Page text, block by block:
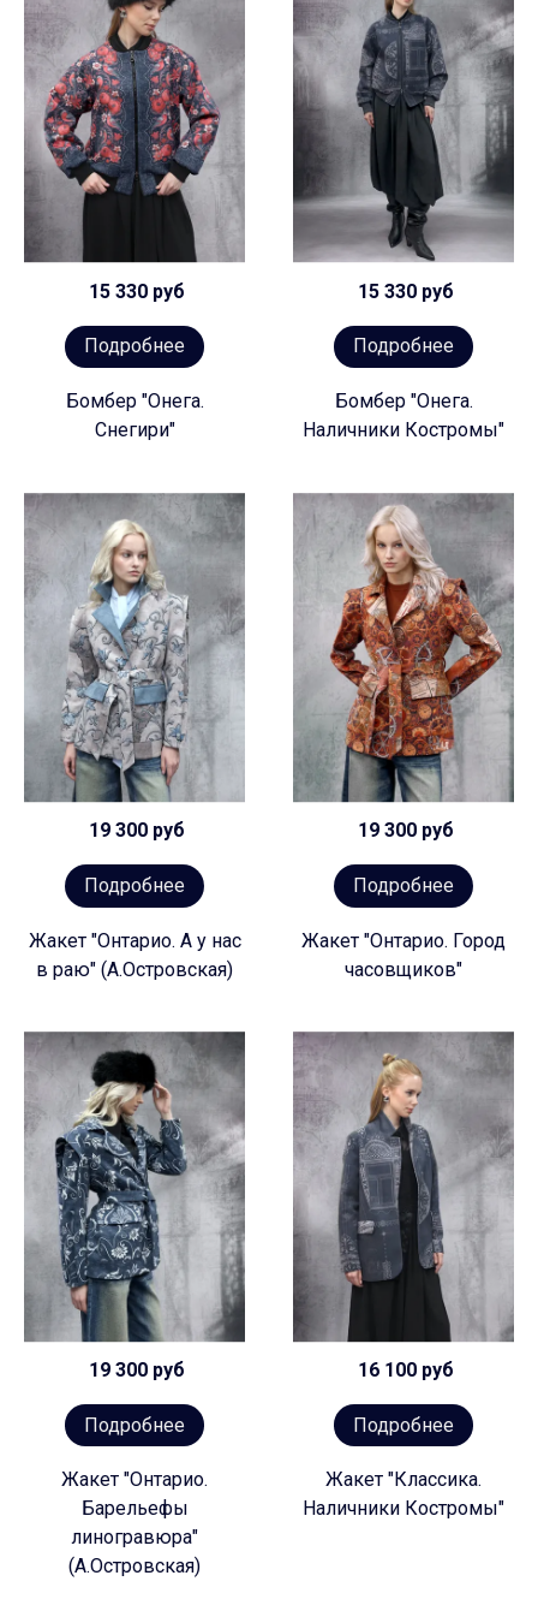
15 330 руб
Подробнее
Бомбер "Онега.
Снегири"
15 330 руб
Подробнее
Бомбер "Онега.
Наличники Костромы"
19 300 руб
Подробнее
Жакет "Онтарио. А у нас
в раю" (А.Островская)
19 300 руб
Подробнее
Жакет "Онтарио. Город
часовщиков"
19 300 руб
Подробнее
Жакет "Онтарио.
Барельефы
линогравюра"
(А.Островская)
16 100 руб
Подробнее
Жакет "Классика.
Наличники Костромы"